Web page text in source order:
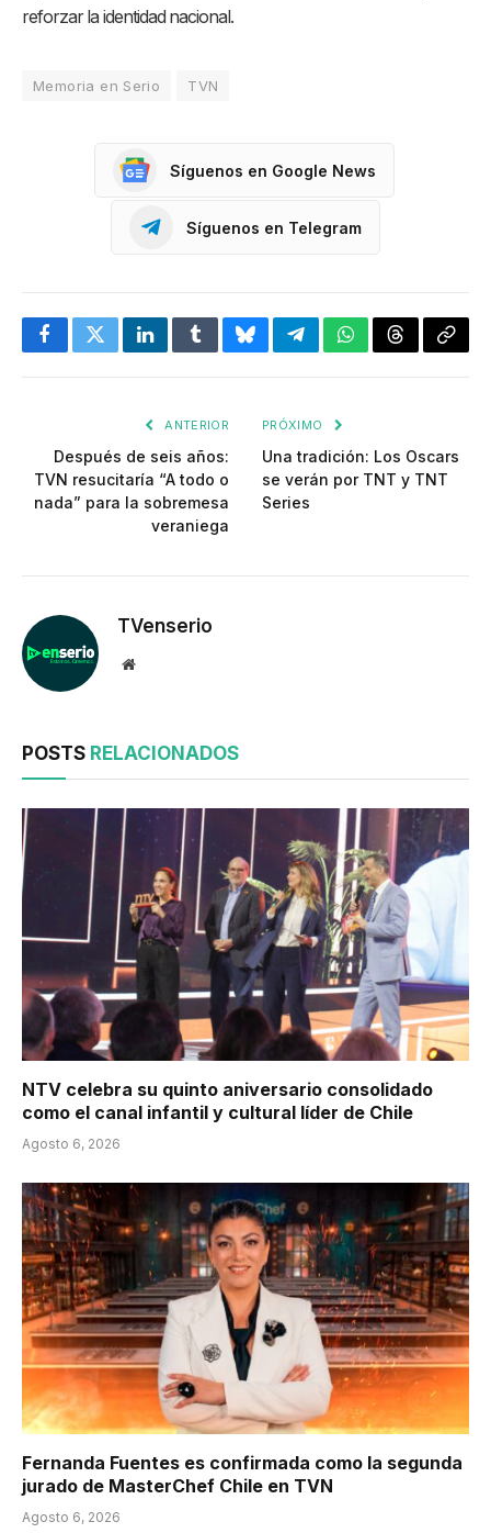
reforzar la identidad nacional.
Memoria en Serio TVN
Síguenos en Google News
Síguenos en Telegram
FacebookTwitterLinkedInTumblrBlueskyTelegramWhatsApp
Threads
ANTERIOR
Después de seis años:
TVN resucitaría “A todo o
nada” para la sobremesa
veraniega
PRÓXIMO
Una tradición: Los Oscars
se verán por TNT y TNT
Series
TVenserio
Website
POSTS RELACIONADOS
NTV celebra su quinto aniversario consolidado
como el canal infantil y cultural líder de Chile
Agosto 6, 2026
Fernanda Fuentes es confirmada como la segunda
jurado de MasterChef Chile en TVN
Agosto 6, 2026